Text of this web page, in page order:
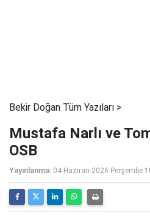
Bekir Doğan Tüm Yazıları >
Mustafa Narlı ve
OSB
Yayınlanma: 04 Haziran 2026 Perşembe